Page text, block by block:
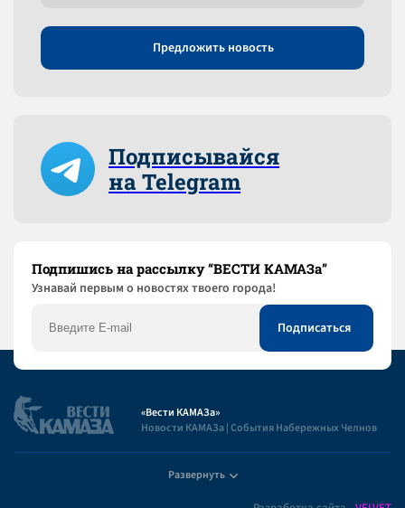
Предложить новость
Подписывайся
на Telegram
Подпишись на рассылку “ВЕСТИ КАМАЗа”
Узнaвай первым о новостях твоего города!
«Вести КАМАЗа»
Новости КАМАЗа | События Набережных Челнов
Развернуть